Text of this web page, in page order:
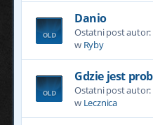
Danio
Ostatni post autor:
w Ryby
Gdzie jest
Ostatni post autor:
w Lecznica